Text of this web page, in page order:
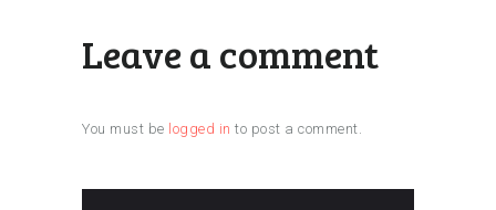
Leave a comment
You must be logged in to post a comment.